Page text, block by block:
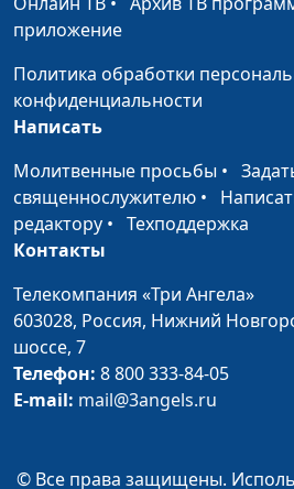
Отменил ли Христос
субботу?
Андрей
Четвертая заповедь:
помни день
субботний
Андрей
Третья заповедь: не
произноси имя Бога
напрасно
Андрей
делай себе кумира
приложение
Политика обработки
конфиденциальности
Написать
Молитвенные просьбы •
священнослужителю •
редактору • Техподдержка
Контакты
Телекомпания «Три Ангела»
603028, Россия, Нижний
шоссе, 7
Телефон: 8 800 333-84-05
E-mail: mail@3angels.ru
© Все права защищены.